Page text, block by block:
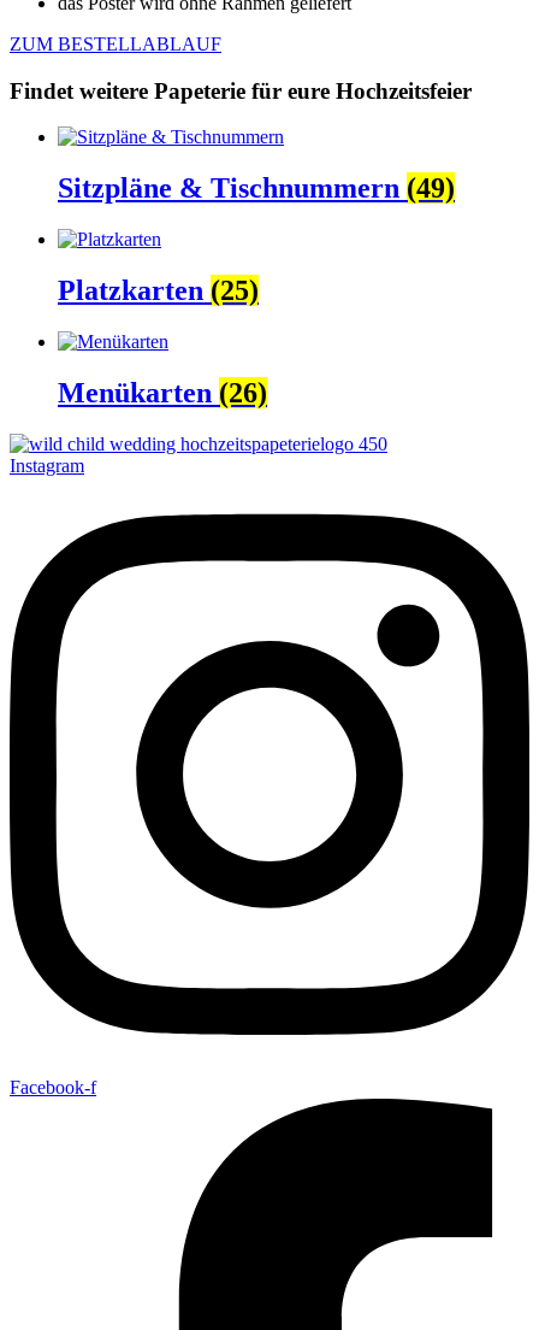
ZUM BESTELLABLAUF
Findet weitere Papeterie für eure Hochzeitsfeier
Sitzpläne & Tischnummern (49)
Platzkarten (25)
Menükarten (26)
Instagram
Facebook-f